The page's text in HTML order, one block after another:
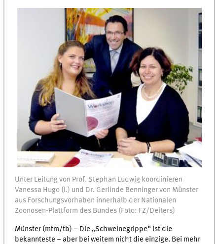
Unter Leitung von Prof. Stephan Ludwig koordinieren
Vanessa Hugo (l.) und Dr. Gerlinde Benninger von Münster
aus Forschungsvorhaben innerhalb der Nationalen
Zoonosen-Plattform des Bundes (Foto: FZ/Deiters)
Münster (mfm/tb) – Die „Schweinegrippe“ ist die
bekannteste – aber bei weitem nicht die einzige. Bei mehr